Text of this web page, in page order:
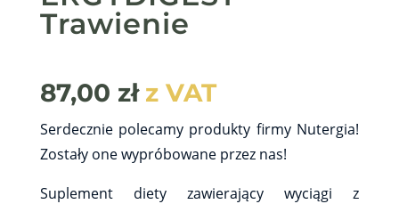
Trawienie
87,00 zł z VAT
Serdecznie polecamy produkty firmy Nutergia!
Zostały one wypróbowane przez nas!
Suplement diety zawierający wyciągi z